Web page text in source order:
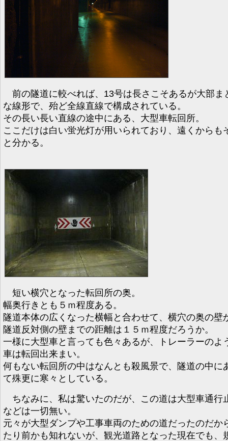
前の隧道に較べれば、13号は長さこそあるが大部ま
な線形で、殆ど全線直線で構成されている。
その長い長い直線の途中にある、大型車転回所。
ここだけは白い蛍光灯が用いられており、遠くからも
と分かる。
短い横穴となった転回所の奥。
幅奥行きとも５ｍ程度ある。
隧道本体の広くなった横幅と合わせて、横穴の奥の壁
隧道反対側の壁までの距離は１５ｍ程度だろうか。
一様に大型車と言っても色々あるが、トレーラーのよ
車は転回出来まい。
何もない転回所の中はなんとも殺風景で、隧道の中に
て殊更に寒々としている。
ちなみに、私は驚いたのだが、この道は大型車通行
などは一切無い。
元々が大型ダンプや工事車両のための道だったのだか
たり前かも知れないが、観光道路となった現在でも、